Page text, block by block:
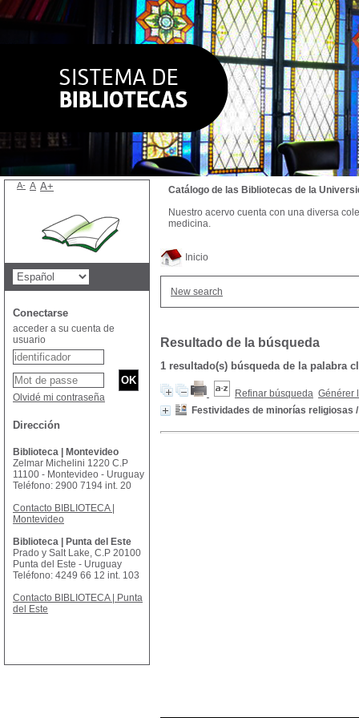
Inicio
New search
Resultado de la búsqueda
1 resultado(s) búsqueda de la palabra
Refinar búsqueda Générer
Festividades de minorías religiosas
Catálogo de las Bibliotecas de la
Nuestro acervo cuenta con una diversa
medicina.
A- A A+
Conectarse
acceder a su cuenta de
usuario
Olvidé mi contraseña
Dirección
Biblioteca | Montevideo
Zelmar Michelini 1220 C.P
11100 - Montevideo - Uruguay
Teléfono: 2900 7194 int. 20
Contacto BIBLIOTECA |
Montevideo
Biblioteca | Punta del Este
Prado y Salt Lake, C.P 20100
Punta del Este - Uruguay
Teléfono: 4249 66 12 int. 103
Contacto BIBLIOTECA | Punta
del Este